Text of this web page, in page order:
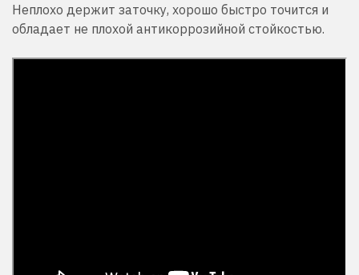
Неплохо держит заточку, хорошо быстро точится и
обладает не плохой антикоррозийной стойкостью.